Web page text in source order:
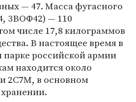
— 47. Масса фугасного
3ВОФ42) — 110
числе 17,8 килограммов
В настоящее время в
российской армии
находится около
2С7М, в основном